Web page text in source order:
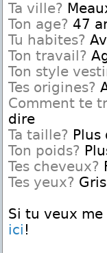
Ta ville?
Ton age? 47
Tu habites?
Ton travail?
Ton style
Tes origines?
Comment te
dire
Ta taille? Plus
Ton poids?
Tes cheveux?
Tes yeux? Gris
Si tu veux
ici !